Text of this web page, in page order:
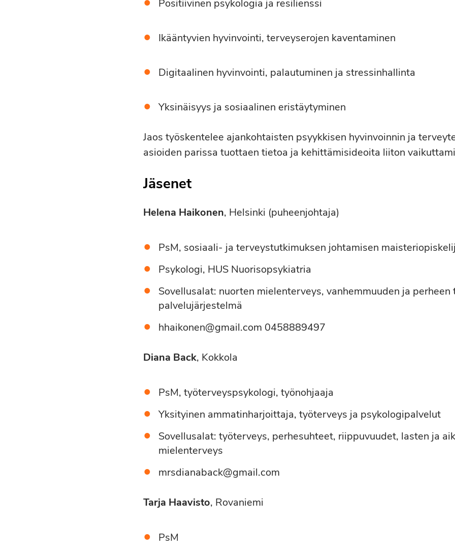
Positiivinen psykologia ja resilienssi
Ikääntyvien hyvinvointi, terveyserojen kaventaminen
Digitaalinen hyvinvointi, palautuminen ja stressinhallinta
Yksinäisyys ja sosiaalinen eristäytyminen
Jaos työskentelee ajankohtaisten psyykkisen hyvinvoinnin ja
asioiden parissa tuottaen tietoa ja kehittämisideoita liiton
Jäsenet
Helena Haikonen, Helsinki (puheenjohtaja)
PsM, sosiaali- ja terveystutkimuksen johtamisen
Psykologi, HUS Nuorisopsykiatria
Sovellusalat: nuorten mielenterveys, vanhemmuuden ja
palvelujärjestelmä
hhaikonen@gmail.com 0458889497
Diana Back, Kokkola
PsM, työterveyspsykologi, työnohjaaja
Yksityinen ammatinharjoittaja, työterveys ja psykologipalvelut
Sovellusalat: työterveys, perhesuhteet, riippuvuudet, lasten ja
mielenterveys
mrsdianaback@gmail.com
Tarja Haavisto, Rovaniemi
PsM